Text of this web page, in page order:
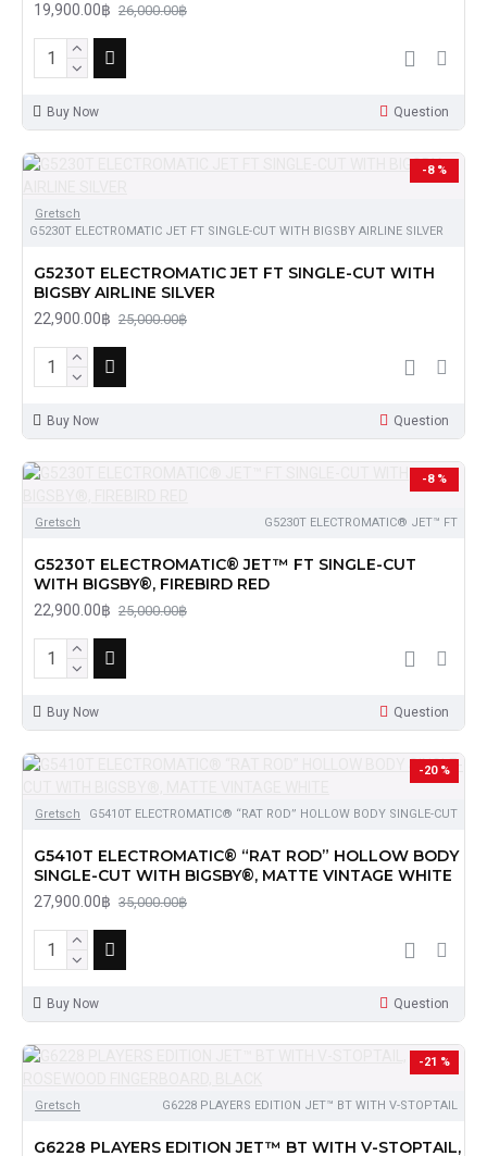
19,900.00฿ 26,000.00฿
Buy Now Question
-8 %
Gretsch
G5230T ELECTROMATIC JET FT SINGLE-CUT WITH BIGSBY AIRLINE SILVER
G5230T ELECTROMATIC JET FT SINGLE-CUT WITH
BIGSBY AIRLINE SILVER
22,900.00฿ 25,000.00฿
Buy Now Question
-8 %
Gretsch G5230T ELECTROMATIC® JET™ FT
G5230T ELECTROMATIC® JET™ FT SINGLE-CUT
WITH BIGSBY®, FIREBIRD RED
22,900.00฿ 25,000.00฿
Buy Now Question
-20 %
Gretsch G5410T ELECTROMATIC® “RAT ROD” HOLLOW BODY SINGLE-CUT
G5410T ELECTROMATIC® “RAT ROD” HOLLOW BODY
SINGLE-CUT WITH BIGSBY®, MATTE VINTAGE WHITE
27,900.00฿ 35,000.00฿
Buy Now Question
-21 %
Gretsch G6228 PLAYERS EDITION JET™ BT WITH V-STOPTAIL
G6228 PLAYERS EDITION JET™ BT WITH V-STOPTAIL,